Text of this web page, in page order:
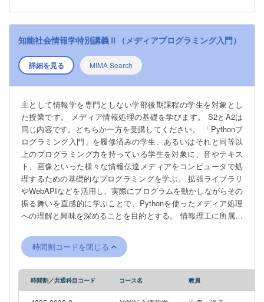
知能社会情報学特別講義Ⅱ（メディアプログラミング入門）
詳細を見る MIMA Search
主として情報学を専門としない学部後期課程の学生を対象とし
た授業です。 メディア情報処理の基礎を学びます。 S2とA2は
同じ内容です。どちらか一方を受講してください。 「Pythonプ
ログラミング入門」を履修済みの学生、あるいはそれと同等以
上のプログラミング力を持っている学生を対象に、音やテキス
ト、画像といった様々な情報伝達メディアをコンピュータで処
理するための基礎的なプログラミングを学ぶ。 拡張ライブラリ
やWebAPIなどを活用し、実際にプログラムを動かしながらその
振る舞いを直感的に学ぶことで、Pythonを使ったメディア処理
への理解と興味を深めることを目的とする。 情報理工に所属す
時間割コードを閉じる
時間割／共通科目コード コース名 教員